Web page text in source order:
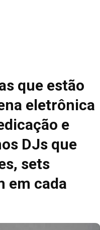
que estão
eletrônica
e
DJs que
sets
em cada